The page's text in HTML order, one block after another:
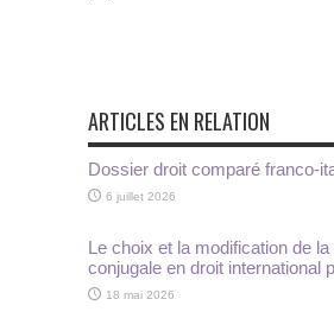
ARTICLES EN RELATION
Dossier droit comparé franco-
6 juillet 2026
Le choix et la modification de
conjugale en droit international
18 mai 2026